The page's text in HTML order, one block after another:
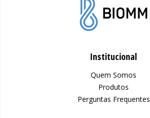
Institucional
Quem Somos
Produtos
Perguntas Frequentes